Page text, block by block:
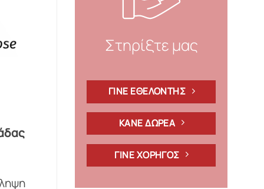
Στηρίξτε μας
ΓΙΝΕ ΕΘΕΛΟΝΤΗΣ
ΚΑΝΕ ΔΩΡΕΑ
ΓΙΝΕ ΧΟΡΗΓΟΣ